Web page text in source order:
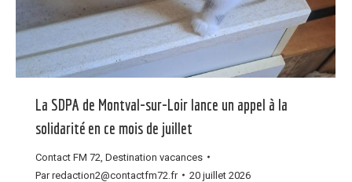
La SDPA de Montval-sur-Loir lance un appel à la
solidarité en ce mois de juillet
Contact FM 72 Destination vacances
Parredaction2@contactfm72.fr 20 juillet 2026